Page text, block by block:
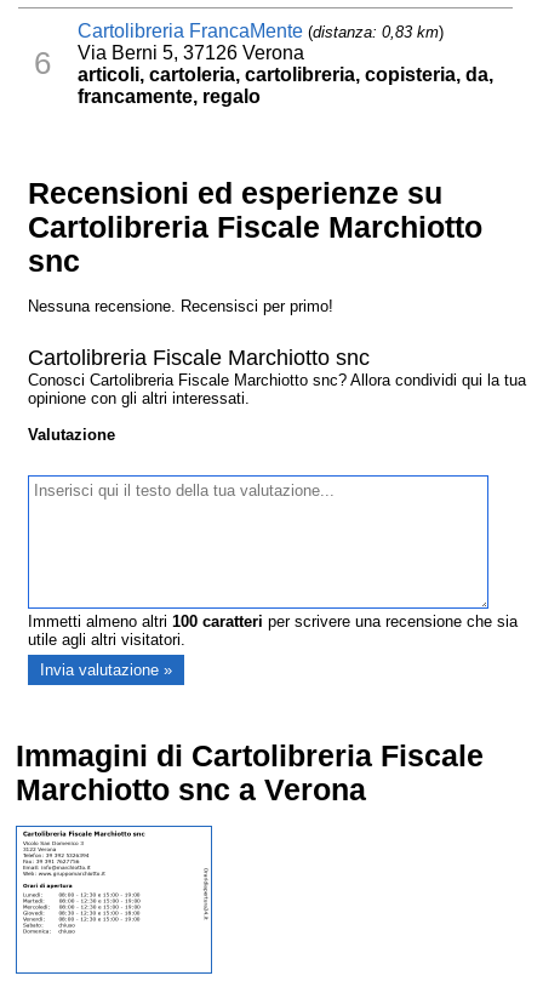
6
Cartolibreria FrancaMente (distanza: 0,83 km)
Via Berni 5, 37126 Verona
articoli, cartoleria, cartolibreria, copisteria, da,
francamente, regalo
Recensioni ed esperienze su
Cartolibreria Fiscale Marchiotto
snc
Nessuna recensione. Recensisci per primo!
Cartolibreria Fiscale Marchiotto snc
Conosci Cartolibreria Fiscale Marchiotto snc? Allora condividi qui la tua
opinione con gli altri interessati.
Valutazione
Immetti almeno altri100 caratteri per scrivere una recensione che sia
utile agli altri visitatori.
Immagini di Cartolibreria Fiscale
Marchiotto snc a Verona